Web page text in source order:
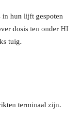
in hun lijft gespoten
dosis ten onder HI
tuig.
terminaal zijn.